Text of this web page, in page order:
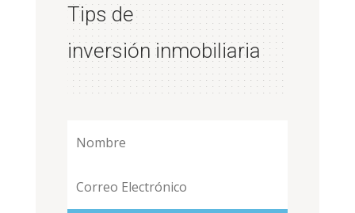
Tips de
inversión inmobiliaria